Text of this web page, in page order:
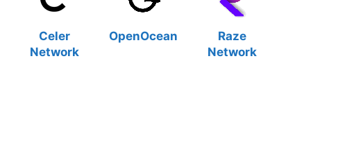
Celer
Network
OpenOcean
Raze
Network